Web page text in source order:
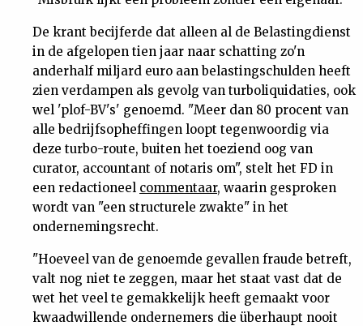
De krant becijferde dat alleen al de Belastingdienst
in de afgelopen tien jaar naar schatting zo'n
anderhalf miljard euro aan belastingschulden heeft
zien verdampen als gevolg van turboliquidaties, ook
wel 'plof-BV's' genoemd. "Meer dan 80 procent van
alle bedrijfsopheffingen loopt tegenwoordig via
deze turbo-route, buiten het toeziend oog van
curator, accountant of notaris om", stelt het FD in
een redactioneel commentaar, waarin gesproken
wordt van "een structurele zwakte" in het
ondernemingsrecht.
"Hoeveel van de genoemde gevallen fraude betreft,
valt nog niet te zeggen, maar het staat vast dat de
wet het veel te gemakkelijk heeft gemaakt voor
kwaadwillende ondernemers die überhaupt nooit